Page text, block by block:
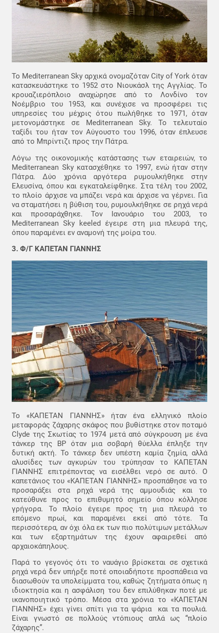
Το Mediterranean Sky αρχικά ονομαζόταν City of York όταν
κατασκευάστηκε το 1952 στο Νιουκάσλ της Αγγλίας. Το
κρουαζιερόπλοιο αναχώρησε από το Λονδίνο τον
Νοέμβριο του 1953, και συνέχισε να προσφέρει τις
υπηρεσίες του μέχρις ότου πωλήθηκε το 1971, όταν
μετονομάστηκε σε Mediterranean Sky. Το τελευταίο
ταξίδι του ήταν τον Αύγουστο του 1996, όταν έπλευσε
από το Μπρίντιζι προς την Πάτρα.
Λόγω της οικονομικής κατάστασης των εταιρειών, το
Mediterranean Sky κατασχέθηκε το 1997, ενώ ήταν στην
Πάτρα. Δύο χρόνια αργότερα ρυμουλκήθηκε στην
Ελευσίνα, όπου και εγκαταλείφθηκε. Στα τέλη του 2002,
το πλοίο άρχισε να μπάζει νερά και άρχισε να γέρνει. Για
να σταματήσει η βύθιση του, ρυμουλκήθηκε σε ρηχά νερά
και προσαράχθηκε. Τον Ιανουάριο του 2003, το
Mediterranean Sky keeled έγειρε στη μια πλευρά της,
όπου παραμένει εν αναμονή της μοίρα του.
3. Φ/Γ ΚΑΠΕΤΑΝ ΓΙΑΝΝΗΣ
Το «ΚΑΠΕΤΑΝ ΓΙΑΝΝΗΣ» ήταν ένα ελληνικό πλοίο
μεταφοράς ζάχαρης σκάφος που βυθίστηκε στον ποταμό
Clyde της Σκωτίας το 1974 μετά από σύγκρουση με ένα
τάνκερ της BP όταν μια σοβαρή θύελλα έπληξε την
δυτική ακτή. Το τάνκερ δεν υπέστη καμία ζημία, αλλά
αλυσίδες των αγκυρών του τρύπησαν το ΚΑΠΕΤΑΝ
ΓΙΑΝΝΗΣ επιτρέποντας να εισέλθει νερό σε αυτό. Ο
καπετάνιος του «ΚΑΠΕΤΑΝ ΓΙΑΝΝΗΣ» προσπάθησε να το
προσαράξει στα ρηχά νερά της αμμουδιάς και το
κατεύθυνε προς το επιθυμητό σημείο όπου κόλλησε
γρήγορα. Το πλοίο έγειρε προς τη μια πλευρά το
επόμενο πρωί, και παραμένει εκεί από τότε. Τα
περισσότερα, αν όχι όλα εκ των πιο πολύτιμων μετάλλων
και των εξαρτημάτων της έχουν αφαιρεθεί από
αρχαιοκάπηλους.
Παρά το γεγονός ότι το ναυάγιο βρίσκεται σε σχετικά
ρηχά νερά δεν υπήρξε ποτέ οποιαδήποτε προσπάθεια να
διασωθούν τα υπολείμματα του, καθώς ζητήματα όπως η
ιδιοκτησία και η ασφάλιση του δεν επιλύθηκαν ποτέ με
ικανοποιητικό τρόπο. Μέσα στα χρόνια το «ΚΑΠΕΤΑΝ
ΓΙΑΝΝΗΣ» έχει γίνει σπίτι για τα ψάρια και τα πουλιά.
Είναι γνωστό σε πολλούς ντόπιους απλά ως “πλοίο
ζάχαρης”.